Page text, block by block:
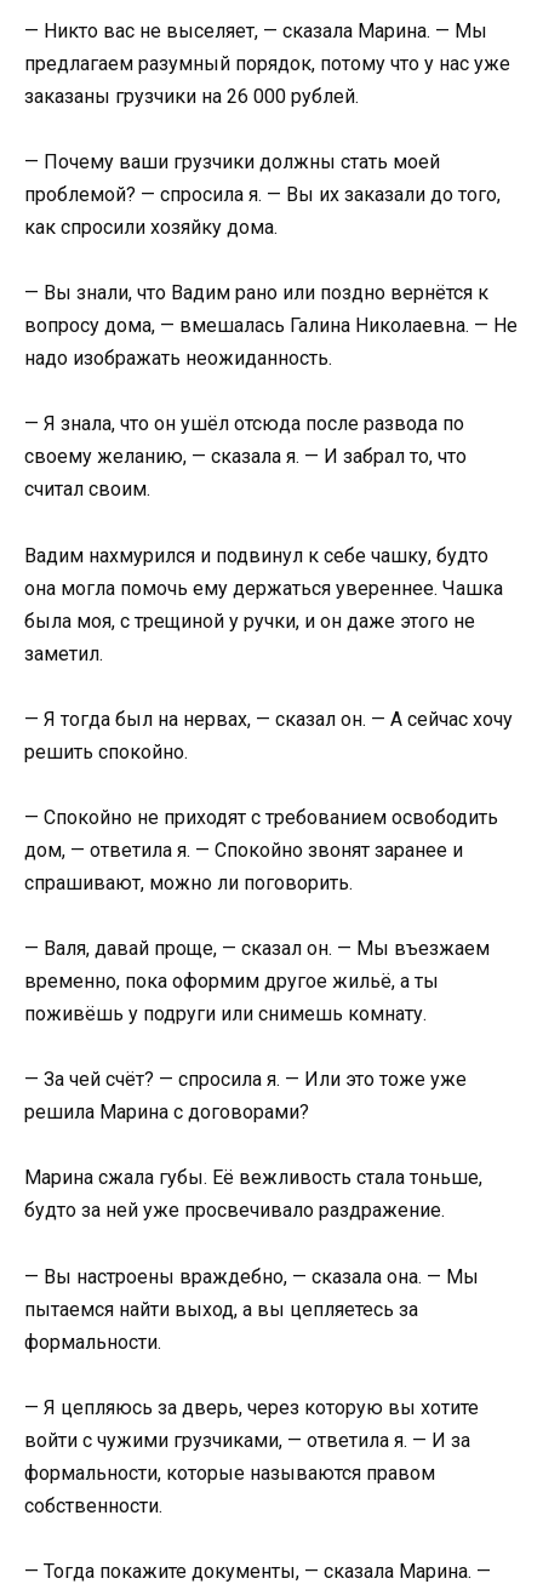
— Никто вас не выселяет, — сказала Марина. — Мы
предлагаем разумный порядок, потому что у нас уже
заказаны грузчики на 26 000 рублей.
— Почему ваши грузчики должны стать моей
проблемой? — спросила я. — Вы их заказали до того,
как спросили хозяйку дома.
— Вы знали, что Вадим рано или поздно вернётся к
вопросу дома, — вмешалась Галина Николаевна. — Не
надо изображать неожиданность.
— Я знала, что он ушёл отсюда после развода по
своему желанию, — сказала я. — И забрал то, что
считал своим.
Вадим нахмурился и подвинул к себе чашку, будто
она могла помочь ему держаться увереннее. Чашка
была моя, с трещиной у ручки, и он даже этого не
заметил.
— Я тогда был на нервах, — сказал он. — А сейчас хочу
решить спокойно.
— Спокойно не приходят с требованием освободить
дом, — ответила я. — Спокойно звонят заранее и
спрашивают, можно ли поговорить.
— Валя, давай проще, — сказал он. — Мы въезжаем
временно, пока оформим другое жильё, а ты
поживёшь у подруги или снимешь комнату.
— За чей счёт? — спросила я. — Или это тоже уже
решила Марина с договорами?
Марина сжала губы. Её вежливость стала тоньше,
будто за ней уже просвечивало раздражение.
— Вы настроены враждебно, — сказала она. — Мы
пытаемся найти выход, а вы цепляетесь за
формальности.
— Я цепляюсь за дверь, через которую вы хотите
войти с чужими грузчиками, — ответила я. — И за
формальности, которые называются правом
собственности.
— Тогда покажите документы, — сказала Марина. —